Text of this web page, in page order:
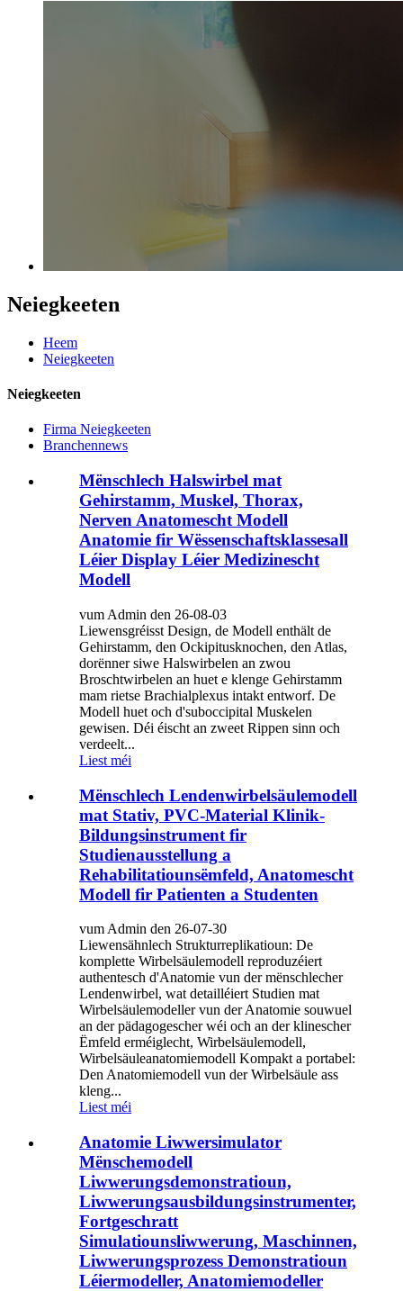
Neiegkeeten
Heem
Neiegkeeten
Neiegkeeten
Firma Neiegkeeten
Branchennews
Mënschlech Halswirbel mat
Gehirstamm, Muskel, Thorax,
Nerven Anatomescht Modell
Anatomie fir Wëssenschaftsklassesall
Léier Display Léier Medizinescht
Modell
vum Admin den 26-08-03
Liewensgréisst Design, de Modell enthält de
Gehirstamm, den Ockipitusknochen, den Atlas,
dorënner siwe Halswirbelen an zwou
Broschtwirbelen an huet e klenge Gehirstamm
mam rietse Brachialplexus intakt entworf. De
Modell huet och d'suboccipital Muskelen
gewisen. Déi éischt an zweet Rippen sinn och
verdeelt...
Liest méi
Mënschlech Lendenwirbelsäulemodell
mat Stativ, PVC-Material Klinik-
Bildungsinstrument fir
Studienausstellung a
Rehabilitatiounsëmfeld, Anatomescht
Modell fir Patienten a Studenten
vum Admin den 26-07-30
Liewensähnlech Strukturreplikatioun: De
komplette Wirbelsäulemodell reproduzéiert
authentesch d'Anatomie vun der mënschlecher
Lendenwirbel, wat detailléiert Studien mat
Wirbelsäulemodeller vun der Anatomie souwuel
an der pädagogescher wéi och an der klinescher
Ëmfeld erméiglecht, Wirbelsäulemodell,
Wirbelsäuleanatomiemodell Kompakt a portabel:
Den Anatomiemodell vun der Wirbelsäule ass
kleng...
Liest méi
Anatomie Liwwersimulator
Mënschemodell
Liwwerungsdemonstratioun,
Liwwerungsausbildungsinstrumenter,
Fortgeschratt
Simulatiounsliwwerung, Maschinnen,
Liwwerungsprozess Demonstratioun
Léiermodeller, Anatomiemodeller